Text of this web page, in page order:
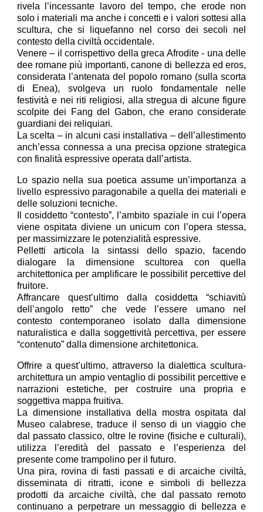
rivela l’incessante lavoro del tempo, che erode non
solo i materiali ma anche i concetti e i valori sottesi alla
scultura, che si liquefanno nel corso dei secoli nel
contesto della civiltà occidentale.
Venere – il corrispettivo della greca Afrodite - una delle
dee romane più importanti, canone di bellezza ed eros,
considerata l’antenata del popolo romano (sulla scorta
di Enea), svolgeva un ruolo fondamentale nelle
festività e nei riti religiosi, alla stregua di alcune figure
scolpite dei Fang del Gabon, che erano considerate
guardiani dei reliquiari.
La scelta – in alcuni casi installativa – dell’allestimento
anch’essa connessa a una precisa opzione strategica
con finalità espressive operata dall’artista.
Lo spazio nella sua poetica assume un’importanza a
livello espressivo paragonabile a quella dei materiali e
delle soluzioni tecniche.
Il cosiddetto “contesto”, l’ambito spaziale in cui l’opera
viene ospitata diviene un unicum con l’opera stessa,
per massimizzare le potenzialità espressive.
Pelletti articola la sintassi dello spazio, facendo
dialogare la dimensione scultorea con quella
architettonica per amplificare le possibilit percettive del
fruitore.
Affrancare quest’ultimo dalla cosiddetta “schiavitù
dell’angolo retto” che vede l’essere umano nel
contesto contemporaneo isolato dalla dimensione
naturalistica e dalla soggettività percettiva, per essere
“contenuto” dalla dimensione architettonica.
Offrire a quest’ultimo, attraverso la dialettica scultura-
architettura un ampio ventaglio di possibilit percettive e
narrazioni estetiche, per costruire una propria e
soggettiva mappa fruitiva.
La dimensione installativa della mostra ospitata dal
Museo calabrese, traduce il senso di un viaggio che
dal passato classico, oltre le rovine (fisiche e culturali),
utilizza l’eredità del passato e l’esperienza del
presente come trampolino per il futuro.
Una pira, rovina di fasti passati e di arcaiche civiltà,
disseminata di ritratti, icone e simboli di bellezza
prodotti da arcaiche civiltà, che dal passato remoto
continuano a perpetrare un messaggio di bellezza e